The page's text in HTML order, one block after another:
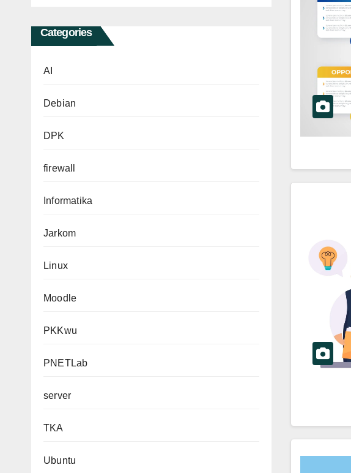
Categories
AI
Debian
DPK
firewall
Informatika
Jarkom
Linux
Moodle
PKKwu
PNETLab
server
TKA
Ubuntu